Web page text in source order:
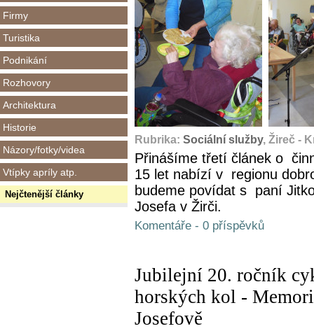
Firmy
Turistika
Podnikání
Rozhovory
Architektura
Historie
Názory/fotky/videa
Vtípky apríly atp.
Nejčtenější články
Rubrika: Sociální služby, Žireč -
Přinášíme třetí článek o
15 let nabízí v regionu
budeme povídat s paní
Josefa v Žirči.
Komentáře - 0 příspěvků
Jubilejní 20. ročník
horských kol -
Josefově